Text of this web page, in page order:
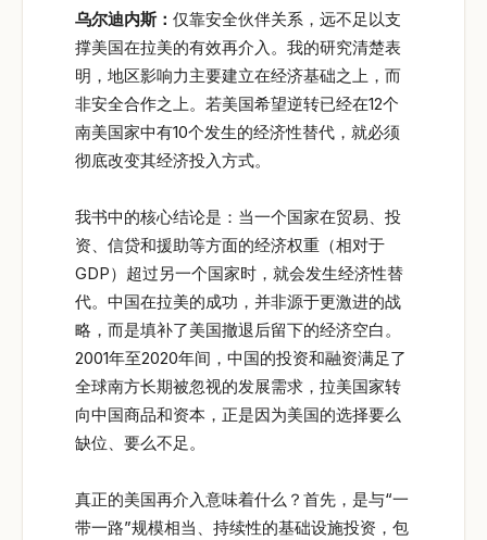
乌尔迪内斯： 仅靠安全伙伴关系，远不足以支
撑美国在拉美的有效再介入。我的研究清楚表
明，地区影响力主要建立在经济基础之上，而
非安全合作之上。若美国希望逆转已经在12个
南美国家中有10个发生的经济性替代，就必须
彻底改变其经济投入方式。
我书中的核心结论是：当一个国家在贸易、投
资、信贷和援助等方面的经济权重（相对于
GDP）超过另一个国家时，就会发生经济性替
代。中国在拉美的成功，并非源于更激进的战
略，而是填补了美国撤退后留下的经济空白。
2001年至2020年间，中国的投资和融资满足了
全球南方长期被忽视的发展需求，拉美国家转
向中国商品和资本，正是因为美国的选择要么
缺位、要么不足。
真正的美国再介入意味着什么？首先，是与“一
带一路”规模相当、持续性的基础设施投资，包